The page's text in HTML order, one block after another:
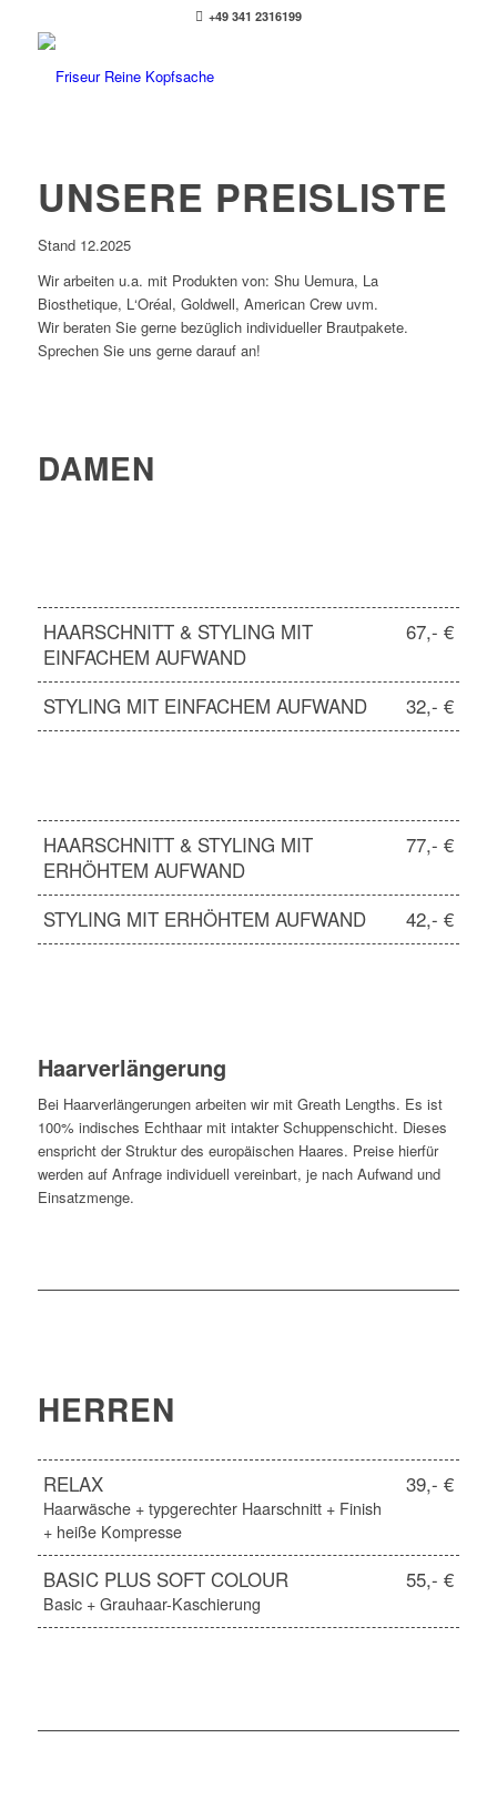
+49 341 2316199
UNSERE PREISLISTE
Stand 12.2025
Wir arbeiten u.a. mit Produkten von: Shu Uemura, La
Biosthetique, L‘Oréal, Goldwell, American Crew uvm.
Wir beraten Sie gerne bezüglich individueller Brautpakete.
Sprechen Sie uns gerne darauf an!
DAMEN
HAARSCHNITT & STYLING MIT
EINFACHEM AUFWAND
67,- €
STYLING MIT EINFACHEM AUFWAND 32,- €
HAARSCHNITT & STYLING MIT
ERHÖHTEM AUFWAND
77,- €
STYLING MIT ERHÖHTEM AUFWAND 42,- €
Haarverlängerung
Bei Haarverlängerungen arbeiten wir mit Greath Lengths. Es ist
100% indisches Echthaar mit intakter Schuppenschicht. Dieses
enspricht der Struktur des europäischen Haares. Preise hierfür
werden auf Anfrage individuell vereinbart, je nach Aufwand und
Einsatzmenge.
HERREN
RELAX 39,- €
Haarwäsche + typgerechter Haarschnitt + Finish
+ heiße Kompresse
BASIC PLUS SOFT COLOUR 55,- €
Basic + Grauhaar-Kaschierung